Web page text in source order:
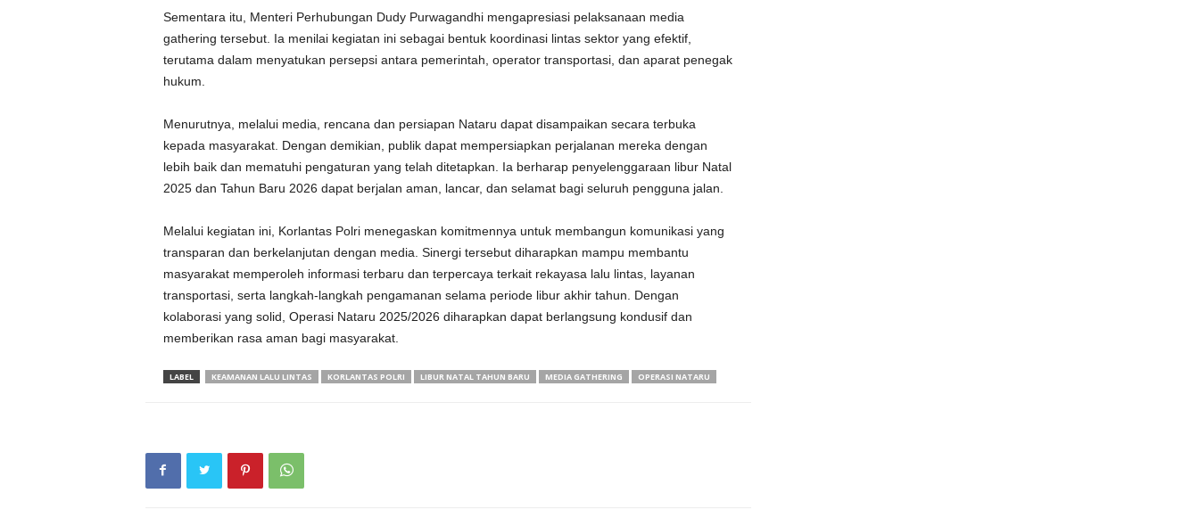
Sementara itu, Menteri Perhubungan Dudy Purwagandhi mengapresiasi pelaksanaan media
gathering tersebut. Ia menilai kegiatan ini sebagai bentuk koordinasi lintas sektor yang efektif,
terutama dalam menyatukan persepsi antara pemerintah, operator transportasi, dan aparat penegak
hukum.
Menurutnya, melalui media, rencana dan persiapan Nataru dapat disampaikan secara terbuka
kepada masyarakat. Dengan demikian, publik dapat mempersiapkan perjalanan mereka dengan
lebih baik dan mematuhi pengaturan yang telah ditetapkan. Ia berharap penyelenggaraan libur Natal
2025 dan Tahun Baru 2026 dapat berjalan aman, lancar, dan selamat bagi seluruh pengguna jalan.
Melalui kegiatan ini, Korlantas Polri menegaskan komitmennya untuk membangun komunikasi yang
transparan dan berkelanjutan dengan media. Sinergi tersebut diharapkan mampu membantu
masyarakat memperoleh informasi terbaru dan terpercaya terkait rekayasa lalu lintas, layanan
transportasi, serta langkah-langkah pengamanan selama periode libur akhir tahun. Dengan
kolaborasi yang solid, Operasi Nataru 2025/2026 diharapkan dapat berlangsung kondusif dan
memberikan rasa aman bagi masyarakat.
LABEL KEAMANAN LALU LINTAS KORLANTAS POLRI LIBUR NATAL TAHUN BARU MEDIA GATHERING OPERASI NATARU